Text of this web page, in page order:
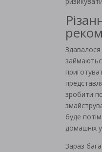
зробити
буде
домашніх
Зараз